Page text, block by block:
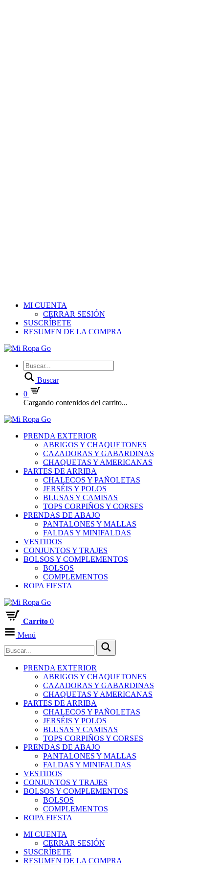
MI CUENTA
CERRAR SESIÓN
SUSCRÍBETE
RESUMEN DE LA COMPRA
Buscar
0
Cargando contenidos del carrito...
PRENDA EXTERIOR
ABRIGOS Y CHAQUETONES
CAZADORAS Y GABARDINAS
CHAQUETAS Y AMERICANAS
PARTES DE ARRIBA
CHALECOS Y PAÑOLETAS
JERSÉIS Y POLOS
BLUSAS Y CAMISAS
TOPS CORPIÑOS Y CORSES
PRENDAS DE ABAJO
PANTALONES Y MALLAS
FALDAS Y MINIFALDAS
VESTIDOS
CONJUNTOS Y TRAJES
BOLSOS Y COMPLEMENTOS
BOLSOS
COMPLEMENTOS
ROPA FIESTA
Carrito 0
Menú
PRENDA EXTERIOR
ABRIGOS Y CHAQUETONES
CAZADORAS Y GABARDINAS
CHAQUETAS Y AMERICANAS
PARTES DE ARRIBA
CHALECOS Y PAÑOLETAS
JERSÉIS Y POLOS
BLUSAS Y CAMISAS
TOPS CORPIÑOS Y CORSES
PRENDAS DE ABAJO
PANTALONES Y MALLAS
FALDAS Y MINIFALDAS
VESTIDOS
CONJUNTOS Y TRAJES
BOLSOS Y COMPLEMENTOS
BOLSOS
COMPLEMENTOS
ROPA FIESTA
MI CUENTA
CERRAR SESIÓN
SUSCRÍBETE
RESUMEN DE LA COMPRA